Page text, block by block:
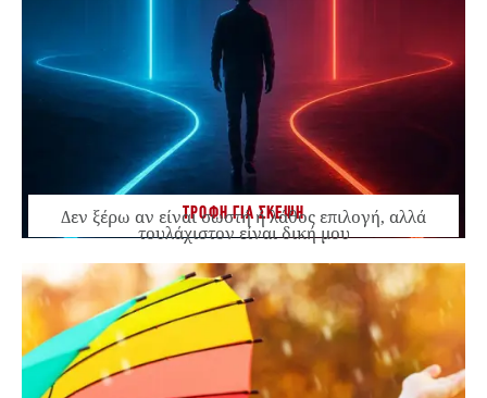
ΤΡΟΦΗ ΓΙΑ ΣΚΕΨΗ
Δεν ξέρω αν είναι σωστή ή λάθος επιλογή, αλλά
τουλάχιστον είναι δική μου